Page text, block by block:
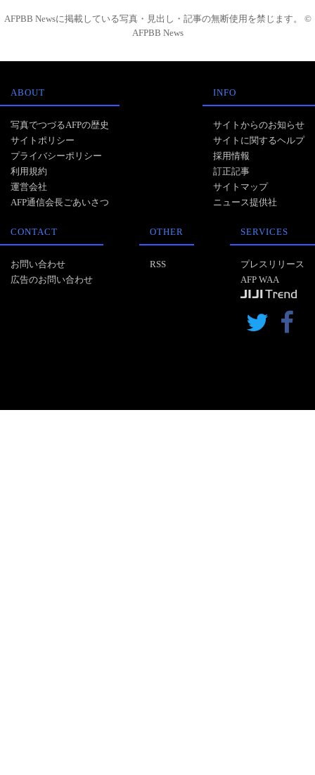
AFPBB Newsに掲載している写真・見出し・記事の無断使用を禁じます。 ©
AFPBB News
ABOUT
写真でつづるAFPの歴史
サイトポリシー
プライバシーポリシー
利用規約
運営会社
AFP通信会長ごあいさつ
INFO
サイトからのお知らせ
サイトに関するヘルプ
採用情報
訂正記事
サイトマップ
ニュース提供社
CONTACT
お問い合わせ
広告のお問い合わせ
OTHER
RSS
SERVICES
プレスリリース
AFP WAA